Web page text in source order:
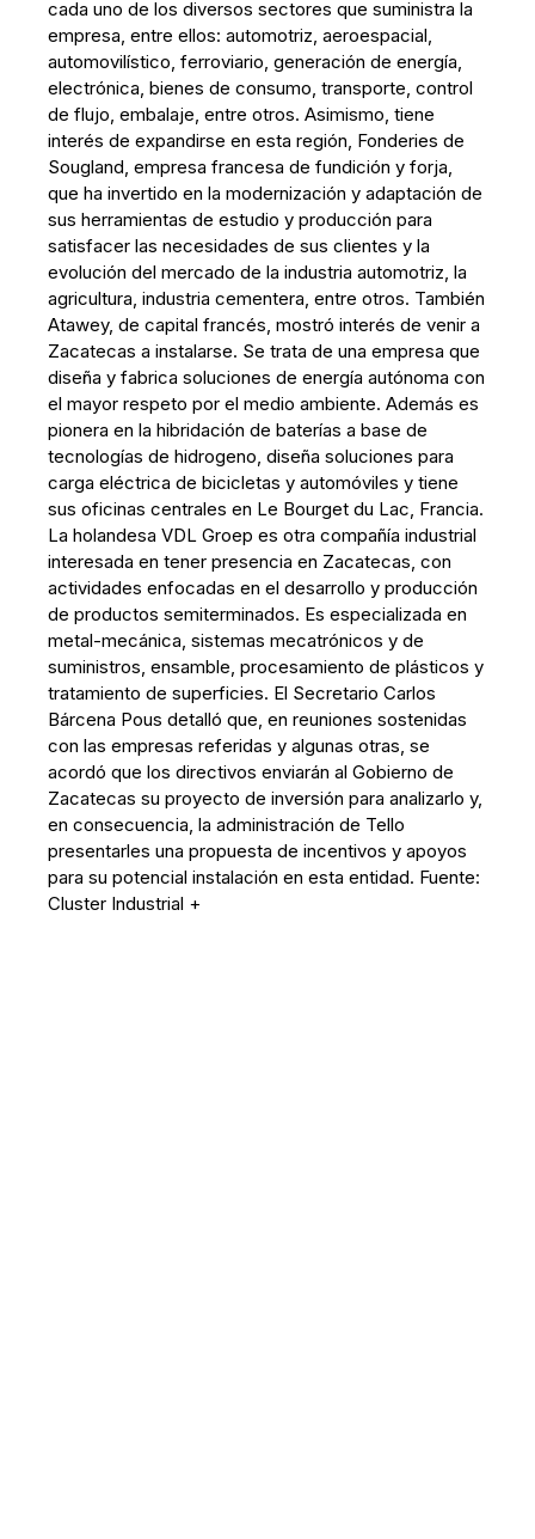
cada uno de los diversos sectores que suministra la
empresa, entre ellos: automotriz, aeroespacial,
automovilístico, ferroviario, generación de energía,
electrónica, bienes de consumo, transporte, control
de flujo, embalaje, entre otros. Asimismo, tiene
interés de expandirse en esta región, Fonderies de
Sougland, empresa francesa de fundición y forja,
que ha invertido en la modernización y adaptación de
sus herramientas de estudio y producción para
satisfacer las necesidades de sus clientes y la
evolución del mercado de la industria automotriz, la
agricultura, industria cementera, entre otros. También
Atawey, de capital francés, mostró interés de venir a
Zacatecas a instalarse. Se trata de una empresa que
diseña y fabrica soluciones de energía autónoma con
el mayor respeto por el medio ambiente. Además es
pionera en la hibridación de baterías a base de
tecnologías de hidrogeno, diseña soluciones para
carga eléctrica de bicicletas y automóviles y tiene
sus oficinas centrales en Le Bourget du Lac, Francia.
La holandesa VDL Groep es otra compañía industrial
interesada en tener presencia en Zacatecas, con
actividades enfocadas en el desarrollo y producción
de productos semiterminados. Es especializada en
metal-mecánica, sistemas mecatrónicos y de
suministros, ensamble, procesamiento de plásticos y
tratamiento de superficies. El Secretario Carlos
Bárcena Pous detalló que, en reuniones sostenidas
con las empresas referidas y algunas otras, se
acordó que los directivos enviarán al Gobierno de
Zacatecas su proyecto de inversión para analizarlo y,
en consecuencia, la administración de Tello
presentarles una propuesta de incentivos y apoyos
para su potencial instalación en esta entidad. Fuente:
Cluster Industrial +